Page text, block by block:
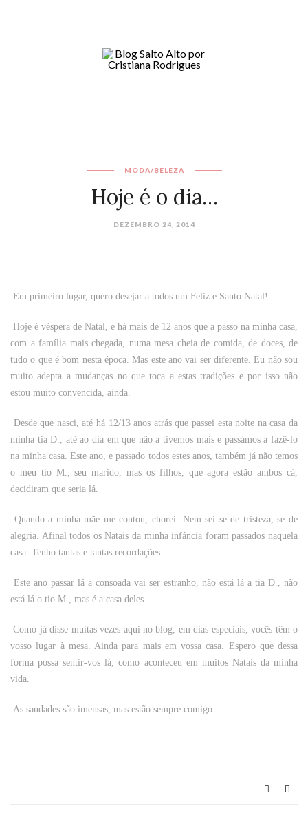
MODA/BELEZA
Hoje é o dia…
DEZEMBRO 24, 2014
Em primeiro lugar, quero desejar a todos um Feliz e Santo Natal!
Hoje é véspera de Natal, e há mais de 12 anos que a passo na minha casa,
com a família mais chegada, numa mesa cheia de comida, de doces, de
tudo o que é bom nesta época. Mas este ano vai ser diferente. Eu não sou
muito adepta a mudanças no que toca a estas tradições e por isso não
estou muito convencida, ainda.
Desde que nasci, até há 12/13 anos atrás que passei esta noite na casa da
minha tia D., até ao dia em que não a tivemos mais e passámos a fazê-lo
na minha casa. Este ano, e passado todos estes anos, também já não temos
o meu tio M., seu marido, mas os filhos, que agora estão ambos cá,
decidiram que seria lá.
Quando a minha mãe me contou, chorei. Nem sei se de tristeza, se de
alegria. Afinal todos os Natais da minha infância foram passados naquela
casa. Tenho tantas e tantas recordações.
Este ano passar lá a consoada vai ser estranho, não está lá a tia D., não
está lá o tio M., mas é a casa deles.
Como já disse muitas vezes aqui no blog, em dias especiais, vocês têm o
vosso lugar à mesa. Ainda para mais em vossa casa. Espero que dessa
forma possa sentir-vos lá, como aconteceu em muitos Natais da minha
vida.
As saudades são imensas, mas estão sempre comigo.